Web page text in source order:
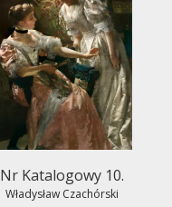
Nr Katalogowy 10.
Władysław Czachórski